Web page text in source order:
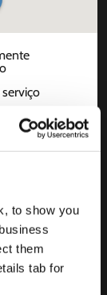
to show you
them
tab for